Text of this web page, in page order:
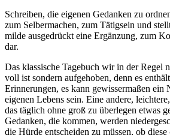
Schreiben, die eigenen Gedanken zu
zum Selbermachen, zum Tätigsein und
milde ausgedrückt eine Ergänzung, zum
dar.
Das klassische Tagebuch wir in der Regel
voll ist sondern aufgehoben, denn es
Erinnerungen, es kann gewissermaßen ein
eigenen Lebens sein. Eine andere,
das täglich ohne groß zu überlegen etwas
Gedanken, die kommen, werden
die Hürde entscheiden zu müssen, ob